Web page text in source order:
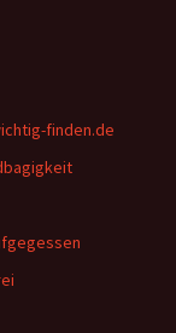
finden.de